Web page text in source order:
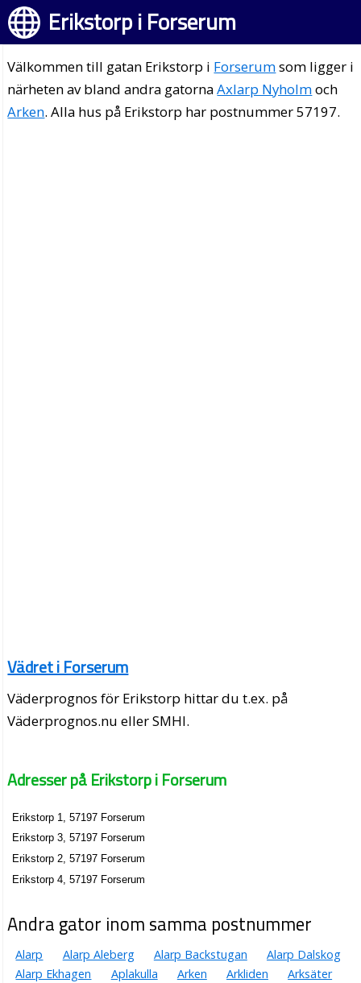
Erikstorp i Forserum
Välkommen till gatan Erikstorp i Forserumsom ligger i
närheten av bland andra gatornaAxlarp Nyholmoch
Arken. Alla hus på Erikstorp har postnummer 57197.
Vädret i Forserum
Väderprognos för Erikstorp hittar du t.ex. på
Väderprognos.nu eller SMHI.
Adresser på Erikstorp i Forserum
Erikstorp 1, 57197 Forserum
Erikstorp 3, 57197 Forserum
Erikstorp 2, 57197 Forserum
Erikstorp 4, 57197 Forserum
Andra gator inom samma postnummer
Alarp Alarp Aleberg Alarp Backstugan
Alarp Dalskog
Alarp Ekhagen
Aplakulla Arken Arkliden
Arksäter